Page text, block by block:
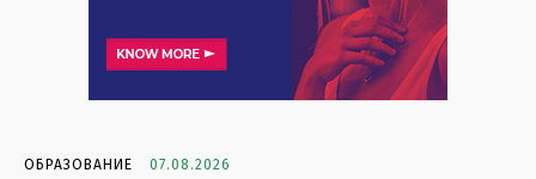
ОБРАЗОВАНИЕ 07.08.2026